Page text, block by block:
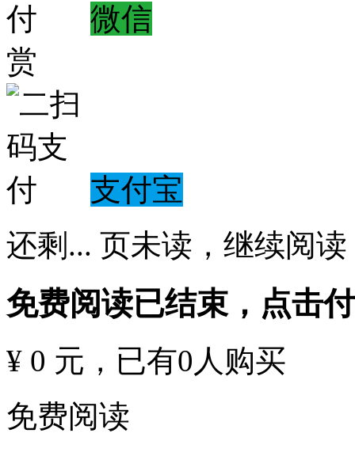
微信
赏
支付宝
还剩 ... 页未读， 继续阅读
免费阅读已结束，点击
¥ 0 元 ，已有0 人购买
免费阅读